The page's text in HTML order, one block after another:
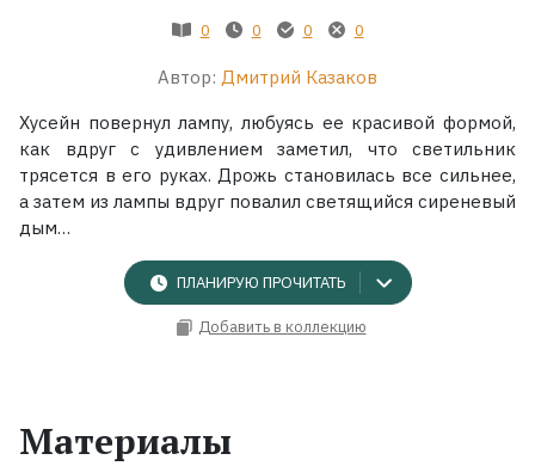
Коллекции
0 0 0 0
Автор: Дмитрий Казаков
Хусейн повернул лампу, любуясь ее красивой формой,
как вдруг с удивлением заметил, что светильник
трясется в его руках. Дрожь становилась все сильнее,
а затем из лампы вдруг повалил светящийся сиреневый
дым…
ПЛАНИРУЮ ПРОЧИТАТЬ
Добавить в коллекцию
Материалы